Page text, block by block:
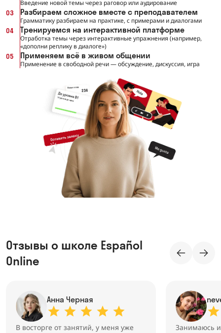
Введение новой темы через раговор или аудирование
03 Разбираем сложное вместе с преподавателем
Грамматику разбираем на практике, с примерами и диалогами
04 Тренируемся на интерактивной платформе
Отработка темы через интерактивные упражнения (например,
«дополни реплику в диалоге»)
05 Применяем всё в живом общении
Применение в свободной речи — обсуждение, дискуссия, игра
Отзывы о школе Español
Online
Анна Черная
В восторге от занятий, у меня уже
Занимаюсь